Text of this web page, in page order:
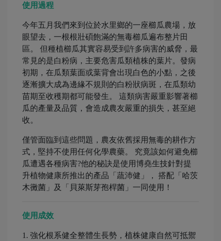
使用過程
今年五月我們來到位於水里鄉的一座櫛瓜農場，放
眼望去，一根根壯碩飽滿的無毒櫛瓜遍布整片田
區。 但種植櫛瓜其實容易受到許多病害的威脅，最
常見的是白粉病，主要危害瓜類植株的葉片。發病
初期，在瓜類葉面或葉背會出現白色的小點，之後
逐漸擴大成為邊緣不規則的白粉狀病斑，在瓜類幼
苗期至收穫期都可能發生。 這類病害嚴重影響著櫛
瓜的產量及品質，會造成農友嚴重的損失，甚至絕
收。
僅管面臨到這些問題，農友依舊採用無毒的耕作方
式，堅持不使用任何化學農藥。 究竟該如何避免櫛
瓜遭遇各種病害?他的秘訣是使用博堯生技針對提
升植物健康所推出的產品「蔬沛健」， 搭配「哈茨
木黴菌」及「貝萊斯芽孢桿菌」一同使用！
使用成效
1. 強化根系健全整體生長勢，植株健康自然可抵禦